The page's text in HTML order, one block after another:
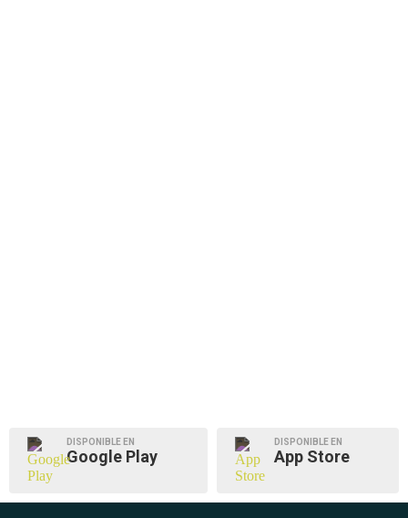
DISPONIBLE EN
Google Play
DISPONIBLE EN
App Store